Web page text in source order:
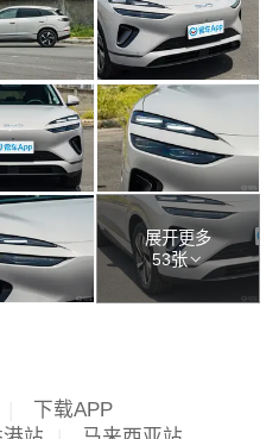
展开更多
53张
下载APP